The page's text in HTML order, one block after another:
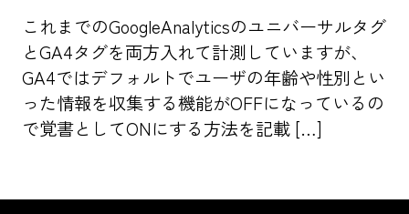
これまでのGoogleAnalyticsのユニバーサルタグ
とGA4タグを両方入れて計測していますが、
GA4ではデフォルトでユーザの年齢や性別とい
った情報を収集する機能がOFFになっているの
で覚書としてONにする方法を記載 […]